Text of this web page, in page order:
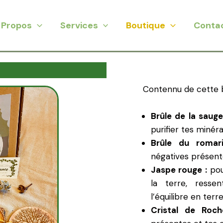
Services Boutique
Contennu de cette
Brûle de la
purifier tes
Brûle du
négatives
Jaspe rouge :
la terre,
l’équilibre en
Cristal de